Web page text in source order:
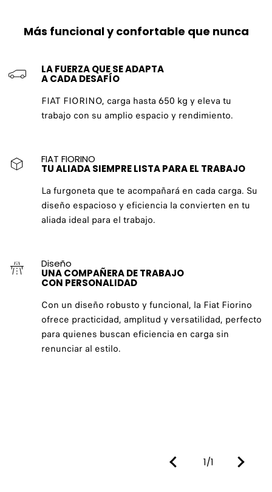
Más funcional y confortable que nunca
LA FUERZA QUE SE ADAPTA
A CADA DESAFÍO
FIAT FIORINO, carga hasta 650 kg y eleva tu
trabajo con su amplio espacio y rendimiento.
FIAT FIORINO
TU ALIADA SIEMPRE LISTA PARA EL TRABAJO
La furgoneta que te acompañará en cada carga. Su
diseño espacioso y eficiencia la convierten en tu
aliada ideal para el trabajo.
Diseño
UNA COMPAÑERA DE TRABAJO
CON PERSONALIDAD
Con un diseño robusto y funcional, la Fiat Fiorino
ofrece practicidad, amplitud y versatilidad, perfecto
para quienes buscan eficiencia en carga sin
renunciar al estilo.
1/1